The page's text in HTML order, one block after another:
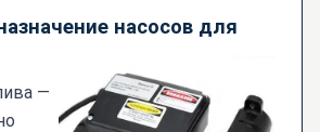
насосов для
—